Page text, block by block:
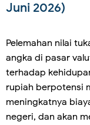
Juni 2026)
Pelemahan nilai
angka di pasar
terhadap
rupiah berpotensi
meningkatnya
negeri, dan akan